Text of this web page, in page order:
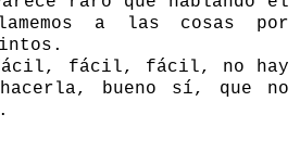
a las cosas por
fácil, fácil, fácil, no hay
bueno sí, que no